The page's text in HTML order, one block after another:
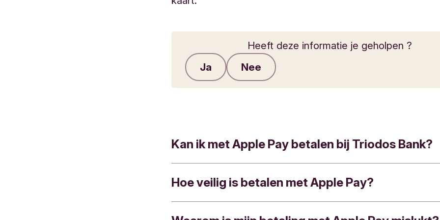
Heeft deze informatie je geholpen ?
Ja
Nee
Feedback verzenden
Kan ik met Apple Pay betalen bij Triodos Bank?
Als zakelijke klant van Triodos Bank België kun je Apple Pay
gebruiken als je aan volgende cumulatieve voorwaarden
Hoe veilig is betalen met Apple Pay?